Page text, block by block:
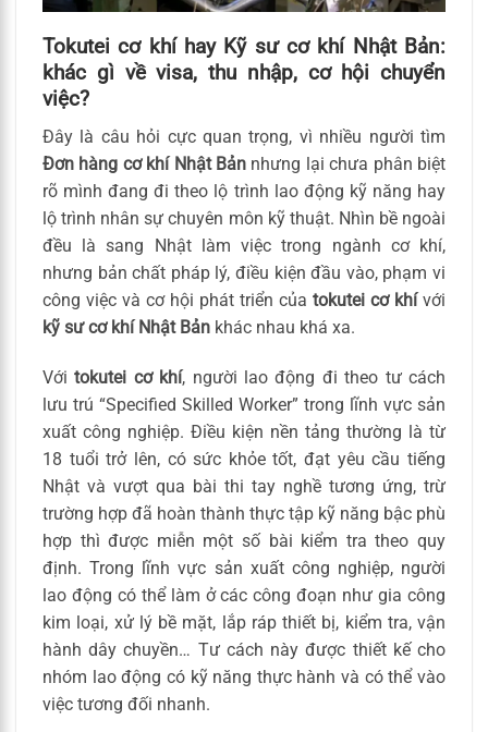
Tokutei cơ khí hay Kỹ sư cơ khí Nhật Bản:
khác gì về visa, thu nhập, cơ hội chuyển
việc?
Đây là câu hỏi cực quan trọng, vì nhiều người tìm
Đơn hàng cơ khí Nhật Bản nhưng lại chưa phân biệt
rõ mình đang đi theo lộ trình lao động kỹ năng hay
lộ trình nhân sự chuyên môn kỹ thuật. Nhìn bề ngoài
đều là sang Nhật làm việc trong ngành cơ khí,
nhưng bản chất pháp lý, điều kiện đầu vào, phạm vi
công việc và cơ hội phát triển của tokutei cơ khívới
kỹ sư cơ khí Nhật Bản khác nhau khá xa.
Vớitokutei cơ khí, người lao động đi theo tư cách
lưu trú “Specified Skilled Worker” trong lĩnh vực sản
xuất công nghiệp. Điều kiện nền tảng thường là từ
18 tuổi trở lên, có sức khỏe tốt, đạt yêu cầu tiếng
Nhật và vượt qua bài thi tay nghề tương ứng, trừ
trường hợp đã hoàn thành thực tập kỹ năng bậc phù
hợp thì được miễn một số bài kiểm tra theo quy
định. Trong lĩnh vực sản xuất công nghiệp, người
lao động có thể làm ở các công đoạn như gia công
kim loại, xử lý bề mặt, lắp ráp thiết bị, kiểm tra, vận
hành dây chuyền… Tư cách này được thiết kế cho
nhóm lao động có kỹ năng thực hành và có thể vào
việc tương đối nhanh.